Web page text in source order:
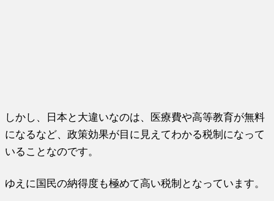
しかし、日本と大違いなのは、医療費や高等教育が無料
になるなど、政策効果が目に見えてわかる税制になって
いることなのです。
ゆえに国民の納得度も極めて高い税制となっています。